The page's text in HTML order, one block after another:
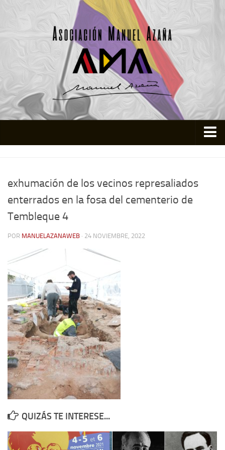
Colabora
Contacto
Memoria Histórica
Investigación previa de la represión en Talavera de la Reina (1937-
1947).
Informe Represión en Toledo 1936-1947 | Buscador
Informe de la fosa de abril de 1939 de Tembleque
Enciclopedia Republicana
Militantes históricos IR
Personajes republicanos
Izquierda Republicana. Agrupaciones y Militantes (1934-1939)
Izquierda Republicana. Galicia
Textos esenciales del republicanismo
exhumación de los vecinos represaliados
enterrados en la fosa del cementerio de
Tembleque 4
POR MANUELAZANAWEB · 24 NOVIEMBRE, 2022
QUIZÁS TE INTERESE...